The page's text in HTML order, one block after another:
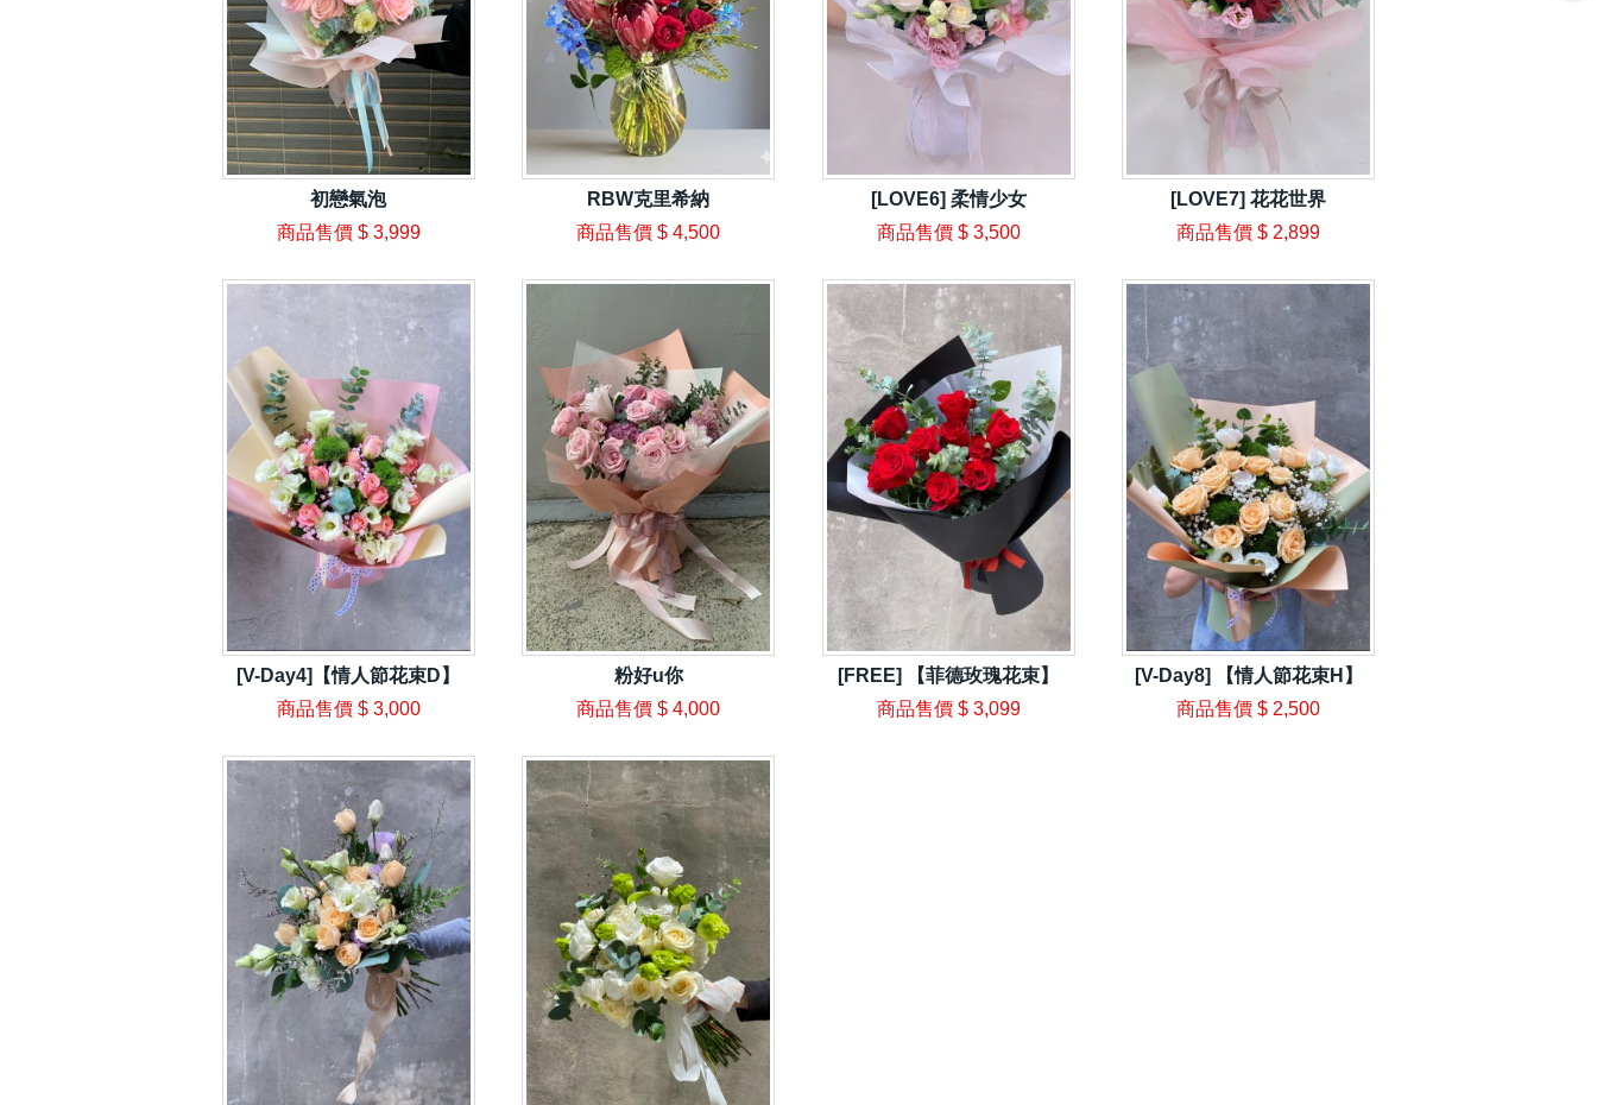
初戀氣泡
商品售價 $ 3,999
RBW克里希納
商品售價 $ 4,500
[LOVE6] 柔情少女
商品售價 $ 3,500
[LOVE7] 花花世界
商品售價 $ 2,899
[V-Day4]【情人節花束D】
商品售價 $ 3,000
粉好u你
商品售價 $ 4,000
[FREE] 【菲德玫瑰花束】
商品售價 $ 3,099
[V-Day8] 【情人節花束H】
商品售價 $ 2,500